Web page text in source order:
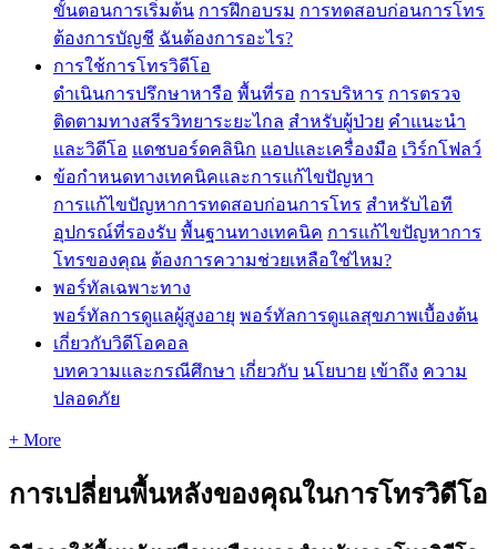
ขั้นตอนการเริ่มต้น การฝึกอบรม การทดสอบก่อนการโทร
ต้องการบัญชี ฉันต้องการอะไร?
การใช้การโทรวิดีโอ
ดำเนินการปรึกษาหารือ พื้นที่รอ การบริหาร การตรวจ
ติดตามทางสรีรวิทยาระยะไกล สำหรับผู้ป่วย คำแนะนำ
และวิดีโอ แดชบอร์ดคลินิก แอปและเครื่องมือ เวิร์กโฟลว์
ข้อกำหนดทางเทคนิคและการแก้ไขปัญหา
การแก้ไขปัญหาการทดสอบก่อนการโทร สำหรับไอที
อุปกรณ์ที่รองรับ พื้นฐานทางเทคนิค การแก้ไขปัญหาการ
โทรของคุณ ต้องการความช่วยเหลือใช่ไหม?
พอร์ทัลเฉพาะทาง
พอร์ทัลการดูแลผู้สูงอายุ พอร์ทัลการดูแลสุขภาพเบื้องต้น
เกี่ยวกับวิดีโอคอล
บทความและกรณีศึกษา เกี่ยวกับ นโยบาย เข้าถึง ความ
ปลอดภัย
+ More
การเปลี่ยนพื้นหลังของคุณในการโทรวิดีโอ